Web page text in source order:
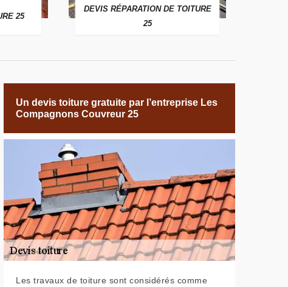
25
DEVIS RÉPARATION DE TOITURE
25
Un devis toiture gratuite par l’entreprise Les
Compagnons Couvreur 25
Les travaux de toiture sont considérés comme